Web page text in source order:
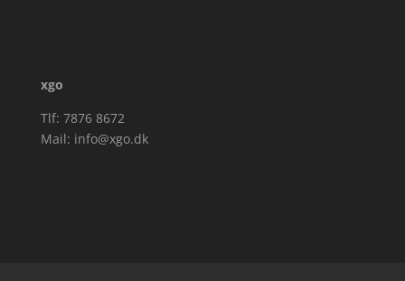
xgo
Tlf: 7876 8672
Mail: info@xgo.dk